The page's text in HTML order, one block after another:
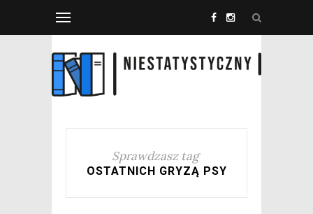
Sprawdzasz tag
OSTATNICH GRYZĄ PSY